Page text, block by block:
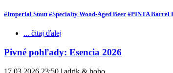
#Imperial Stout #Specialty Wood-Aged Beer #PINTA Barrel
... čitaj ďalej
Pivné pohľady: Esencia 2026
17.03.2026 23:50 | adrik & bobo